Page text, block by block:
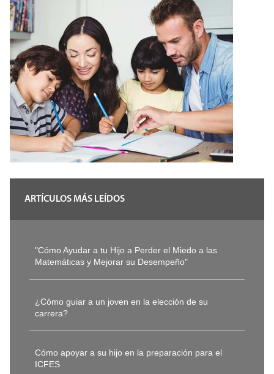
ARTÍCULOS MÁS LEÍDOS
"Cómo Ayudar a tu Hijo a Perder el Miedo a las
Matemáticas y Mejorar su Desempeño"
¿Cómo guiar a un joven en la elección de su
carrera?
Cómo apoyar a su hijo en la preparación para el
ICFES